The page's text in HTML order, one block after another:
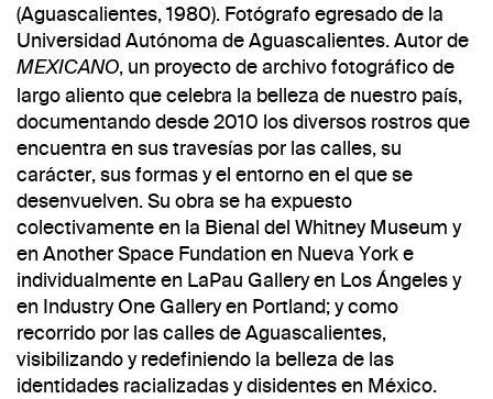
(Aguascalientes, 1980). Fotógrafo egresado de la
Universidad Autónoma de Aguascalientes. Autor de
MEXICANO, un proyecto de archivo fotográfico de
largo aliento que celebra la belleza de nuestro país,
documentando desde 2010 los diversos rostros que
encuentra en sus travesías por las calles, su
carácter, sus formas y el entorno en el que se
desenvuelven. Su obra se ha expuesto
colectivamente en la Bienal del Whitney Museum y
en Another Space Fundation en Nueva York e
individualmente en LaPau Gallery en Los Ángeles y
en Industry One Gallery en Portland; y como
recorrido por las calles de Aguascalientes,
visibilizando y redefiniendo la belleza de las
identidades racializadas y disidentes en México.